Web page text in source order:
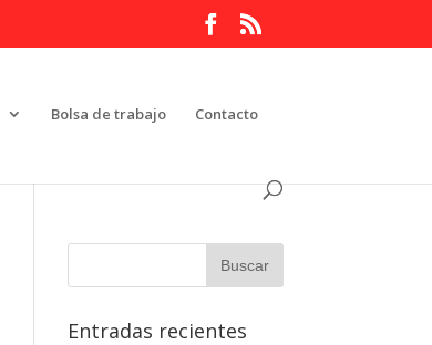
Bolsa de trabajo Contacto
Entradas recientes